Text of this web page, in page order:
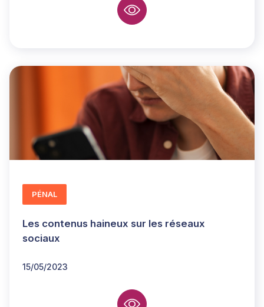
Les contenus haineux sur les réseaux
sociaux
15/05/2023
PÉNAL